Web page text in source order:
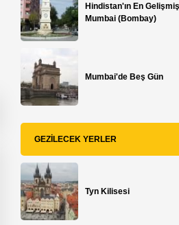
Hindistan'ın En
Mumbai (Bombay)
Mumbai'de Beş Gün
GEZILECEK YERLER
Tyn Kilisesi